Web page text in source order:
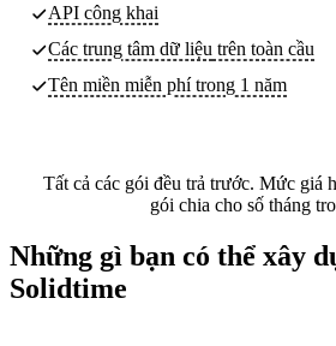
API công khai
Các trung tâm dữ liệu trên toàn cầu
Tên miền miễn phí trong 1 năm
Tất cả các gói đều trả trước. Mức giá
gói chia cho số tháng
Những gì bạn có thể xây
Solidtime